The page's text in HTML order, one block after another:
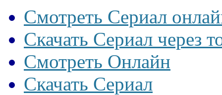
Смотреть Сериал
Скачать Сериал через
Смотреть Онлайн
Скачать Сериал